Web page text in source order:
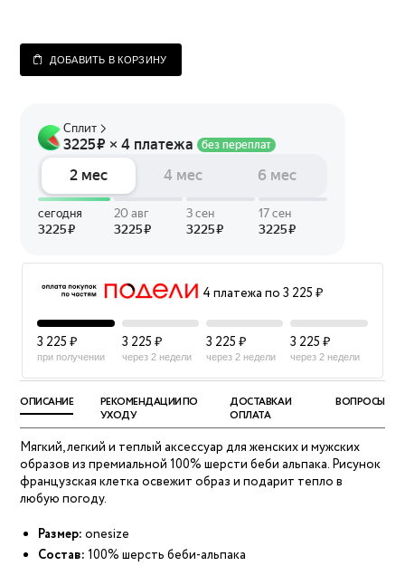
ДОБАВИТЬ В КОРЗИНУ
4 платежа по 3 225 ₽
3 225 ₽
при получении
3 225 ₽
через 2 недели
3 225 ₽
через 2 недели
3 225 ₽
через 2 недели
ОПИСАНИЕ
РЕКОМЕНДАЦИИ ПО
УХОДУ
ДОСТАВКА И
ОПЛАТА
ВОПРОСЫ
Мягкий, легкий и теплый аксессуар для женских и мужских
образов из премиальной 100% шерсти беби альпака. Рисунок
французская клетка освежит образ и подарит тепло в
любую погоду.
Размер: onesize
Состав: 100% шерсть беби-альпака